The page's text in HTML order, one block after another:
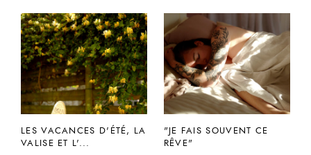
LES VACANCES D'ÉTÉ, LA
VALISE ET L'...
"JE FAIS SOUVENT CE
RÊVE"